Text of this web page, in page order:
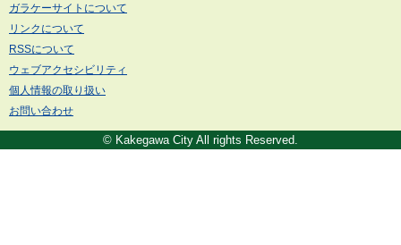
ガラケーサイトについて
リンクについて
RSSについて
ウェブアクセシビリティ
個人情報の取り扱い
お問い合わせ
© Kakegawa City All rights Reserved.